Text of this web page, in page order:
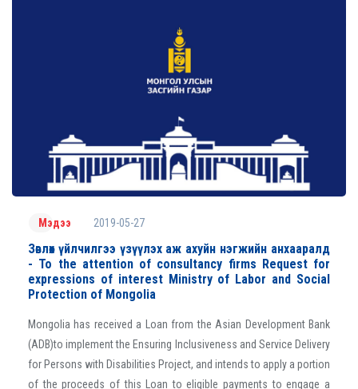
Мэдээ 2019-05-27
Зөвлөх үйлчилгээ үзүүлэх аж ахуйн нэгжийн анхааралд
- To the attention of consultancy firms Request for
expressions of interest Ministry of Labor and Social
Protection of Mongolia
Mongolia has received a Loan from the Asian Development Bank
(ADB)to implement the Ensuring Inclusiveness and Service Delivery
for Persons with Disabilities Project, and intends to apply a portion
of the proceeds of this Loan to eligible payments to engage a